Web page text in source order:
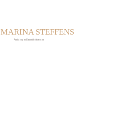
MARINA STEFFENS
Assistenz im Gesundheitswesen